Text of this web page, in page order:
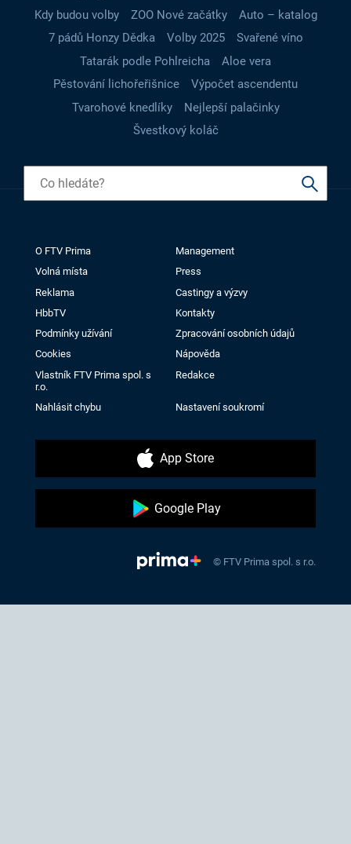
Kdy budou volby
ZOO Nové začátky
Auto – katalog
7 pádů Honzy Dědka
Volby 2025
Svařené víno
Tatarák podle Pohlreicha
Aloe vera
Pěstování lichořeřišnice
Výpočet ascendentu
Tvarohové knedlíky
Nejlepší palačinky
Švestkový koláč
O FTV Prima
Management
Volná místa
Press
Reklama
Castingy a výzvy
HbbTV
Kontakty
Podmínky užívání
Zpracování osobních údajů
Cookies
Nápověda
Vlastník FTV Prima spol. s
r.o.
Redakce
Nahlásit chybu Nastavení soukromí
App Store
Google Play
© FTV Prima spol. s r.o.